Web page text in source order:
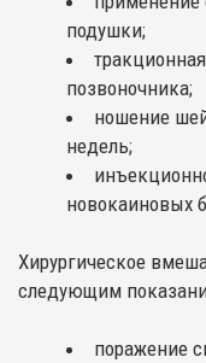
подушки;
позвоночника;
ношение
недель;
новокаиновых
Хирургическое
следующим
поражение